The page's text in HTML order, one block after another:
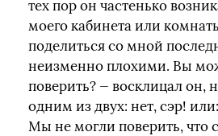
тех пор он частенько
моего кабинета или
поделиться со мной
неизменно плохими. Вы
поверить? — восклицал он,
одним из двух: нет, сэр!
Мы не могли поверить, что